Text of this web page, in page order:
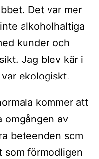
Det var mer
alkoholhaltiga
kunder och
Jag blev kär i
ekologiskt.
kommer att
omgången av
beteenden som
som förmodligen